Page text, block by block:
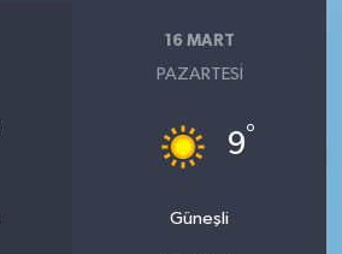
16 MART
PAZARTESI
9°
Güneşli